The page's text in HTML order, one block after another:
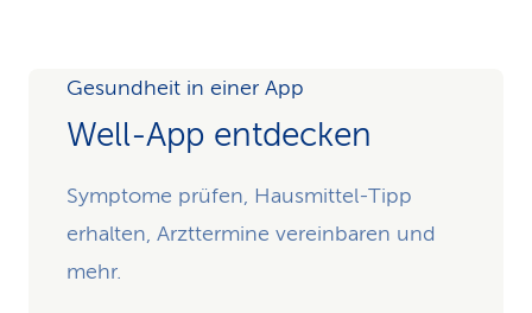
Gesundheit in einer App
Well-App entdecken
Symptome prüfen, Hausmittel-Tipp
erhalten, Arzttermine vereinbaren und
mehr.